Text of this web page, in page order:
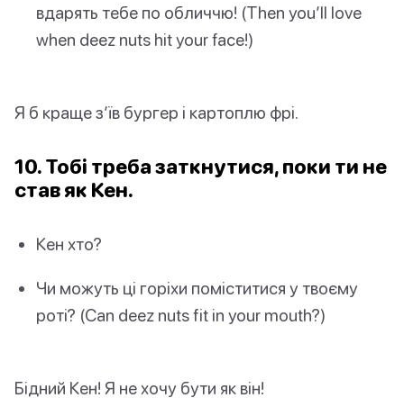
вдарять тебе по обличчю! (Then you’ll love
when deez nuts hit your face!)
Я б краще з’їв бургер і картоплю фрі.
10. Тобі треба заткнутися, поки ти не
став як Кен.
Кен хто?
Чи можуть ці горіхи поміститися у твоєму
роті? (Can deez nuts fit in your mouth?)
Бідний Кен! Я не хочу бути як він!